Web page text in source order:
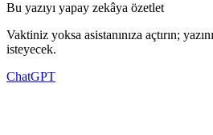
Bu yazıyı yapay zekâya özetlet
Vaktiniz yoksa asistanınıza açtırın;
isteyecek.
ChatGPT